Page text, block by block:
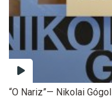
“O Nariz”— Nikolai Gógol